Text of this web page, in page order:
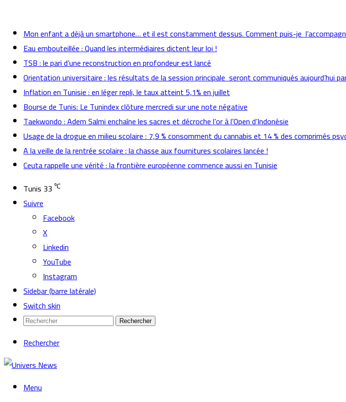
Mon enfant a déjà un smartphone… et il est constamment dessus. Comment puis-je
Eau embouteillée : Quand les intermédiaires dictent leur loi !
TSB : le pari d’une reconstruction en profondeur est lancé
Orientation universitaire : les résultats de la session principale seront communiqués aujourd’hui
Inflation en Tunisie : en léger repli, le taux atteint 5,1% en juillet
Bourse de Tunis: Le Tunindex clôture mercredi sur une note négative
Taekwondo : Adem Salmi enchaîne les sacres et décroche l’or à l’Open d’Indonésie
Usage de la drogue en milieu scolaire : 7,9 % consomment du cannabis et 14 % des comprimés
A la veille de la rentrée scolaire : la chasse aux fournitures scolaires lancée !
Ceuta rappelle une vérité : la frontière européenne commence aussi en Tunisie
Tunis 33 ℃
Suivre
Facebook
X
Linkedin
YouTube
Instagram
Sidebar (barre latérale)
Switch skin
Rechercher
Rechercher
Menu